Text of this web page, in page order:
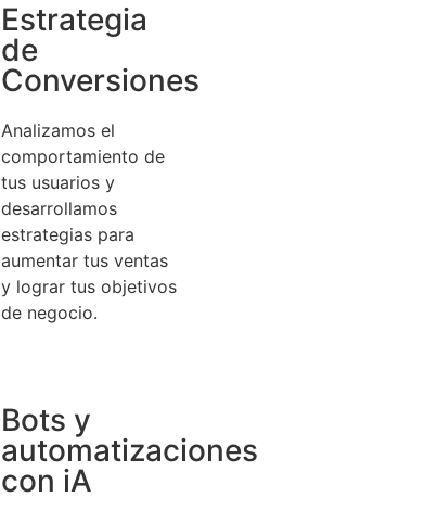
Estrategia
de
Conversiones
Analizamos el
comportamiento de
tus usuarios y
desarrollamos
estrategias para
aumentar tus ventas
y lograr tus objetivos
de negocio.
Bots y
automatizaciones
con iA